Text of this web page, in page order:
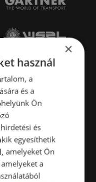
×
használ
a
és a
Ön
és
egyesíthetik
amelyeket Ön
a